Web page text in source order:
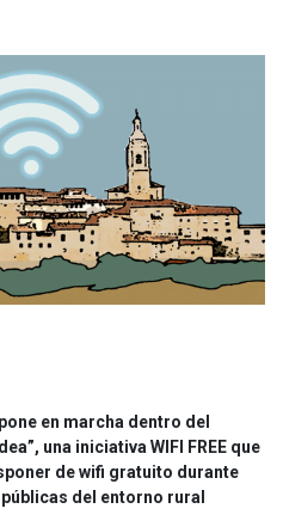
en marcha dentro del
una iniciativa WIFI FREE que
de wifi gratuito durante
del entorno rural